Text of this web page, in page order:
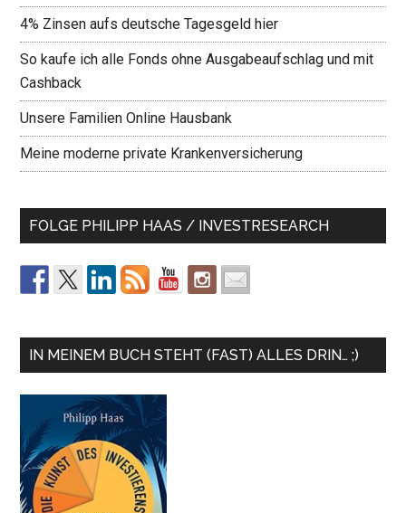
4% Zinsen aufs deutsche Tagesgeld hier
So kaufe ich alle Fonds ohne Ausgabeaufschlag und mit
Cashback
Unsere Familien Online Hausbank
Meine moderne private Krankenversicherung
FOLGE PHILIPP HAAS / INVESTRESEARCH
IN MEINEM BUCH STEHT (FAST) ALLES DRIN… ;)